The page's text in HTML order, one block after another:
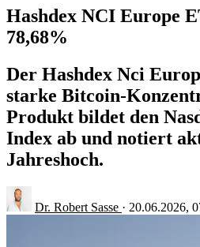
Hashdex NCI Europe
78,68%
Der Hashdex Nci
starke Bitcoin-
Produkt bildet den
Index ab und notiert
Jahreshoch.
Dr. Robert Sasse · 20.06.2026,